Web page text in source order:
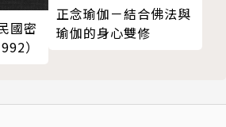
行路線
國密
）
正念瑜伽－結合佛法與
瑜伽的身心雙修